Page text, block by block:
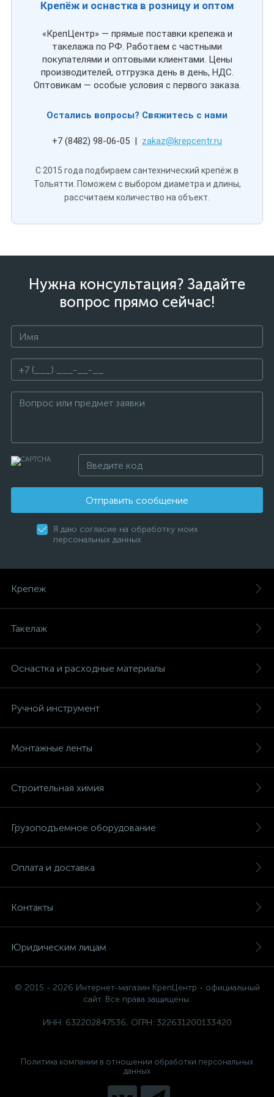
Крепёж и оснастка в розницу и оптом
«КрепЦентр» — прямые поставки крепежа и
такелажа по РФ. Работаем с частными
покупателями и оптовыми клиентами. Цены
производителей, отгрузка день в день, НДС.
Оптовикам — особые условия с первого заказа.
Остались вопросы? Свяжитесь с нами
+7 (8482) 98-06-05 | zakaz@krepcentr.ru
С 2015 года подбираем сантехнический крепёж в
Тольятти. Поможем с выбором диаметра и длины,
рассчитаем количество на объект.
Нужна консультация? Задайте
вопрос прямо сейчас!
Отправить сообщение
Я даю согласие на обработку моих
персональных данных
Крепеж
Такелаж
Оснастка и расходные материалы
Ручной инструмент
Монтажные ленты
Строительная химия
Грузоподъемное оборудование
Оплата и доставка
Контакты
Юридическим лицам
© 2015 - 2026 Интернет-магазин КрепЦентр - официальный
сайт. Все права защищены.
ИНН: 632202847536, ОГРН: 322631200133420
Политика компании в отношении обработки персональных
данных